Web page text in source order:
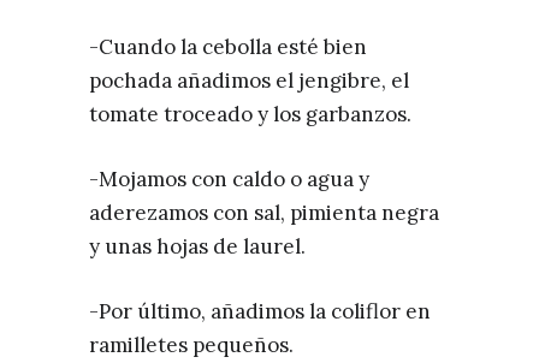
-Cuando la cebolla esté bien
pochada añadimos el jengibre, el
tomate troceado y los garbanzos.
-Mojamos con caldo o agua y
aderezamos con sal, pimienta negra
y unas hojas de laurel.
-Por último, añadimos la coliflor en
ramilletes pequeños.